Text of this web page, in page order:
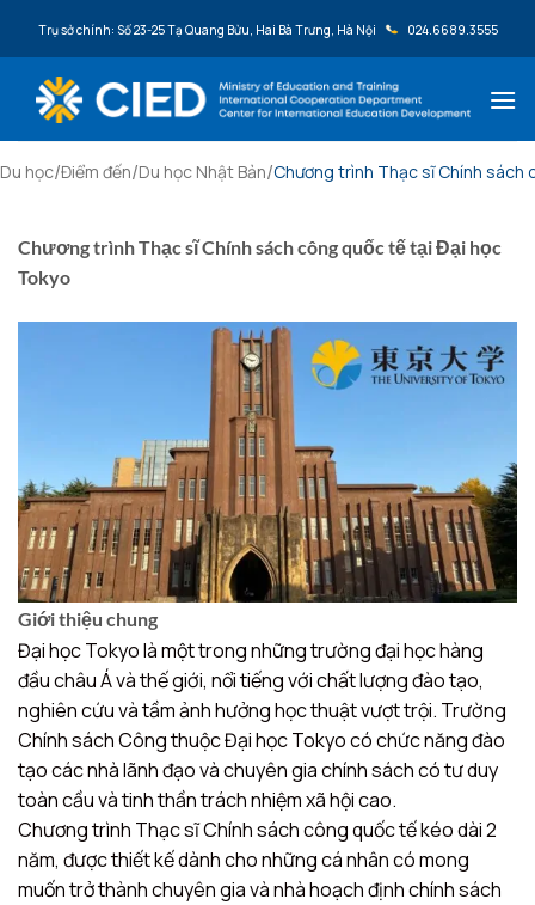
Trụ sở chính: Số 23-25 Tạ Quang Bửu, Hai Bà Trưng, Hà Nội 024.6689.3555
Du học/Điểm đến/Du học Nhật Bản/Chương trình Thạc sĩ Chính
Chương trình Thạc sĩ Chính sách công quốc tế tại Đại học
Tokyo
Giới thiệu chung
Đại học Tokyo là một trong những trường đại học hàng
đầu châu Á và thế giới, nổi tiếng với chất lượng đào tạo,
nghiên cứu và tầm ảnh hưởng học thuật vượt trội. Trường
Chính sách Công thuộc Đại học Tokyo có chức năng đào
tạo các nhà lãnh đạo và chuyên gia chính sách có tư duy
toàn cầu và tinh thần trách nhiệm xã hội cao.
Chương trình Thạc sĩ Chính sách công quốc tế kéo dài 2
năm, được thiết kế dành cho những cá nhân có mong
muốn trở thành chuyên gia và nhà hoạch định chính sách